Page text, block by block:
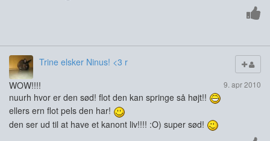
Trine elsker Ninus! <3 r
9. apr 2010
WOW!!!!
nuurh hvor er den sød! flot den kan springe så højt!!
ellers ern flot pels den har!
den ser ud til at have et kanont liv!!!! :O) super sød!